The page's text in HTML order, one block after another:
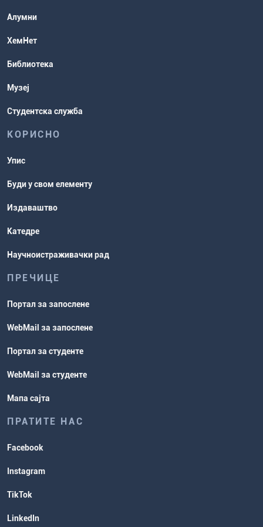
Студентске организације
рокови
Алумни
ХемНет
Библиотека
Музеј
Студентска служба
КОРИСНО
Упис
Буди у свом елементу
Издаваштво
Катедре
Научноистраживачки рад
ПРЕЧИЦЕ
Портал за запослене
WebMail за запослене
Портал за студенте
WebMail за студенте
Мапа сајта
ПРАТИТЕ НАС
Facebook
Instagram
TikTok
LinkedIn